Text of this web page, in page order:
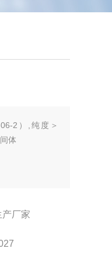
2）,纯度＞
体
产厂家